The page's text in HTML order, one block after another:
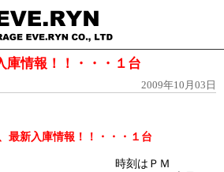
庫情報！！・・・１台
2009年10月03日
最新入庫情報！！・・・１台
時刻はＰＭ